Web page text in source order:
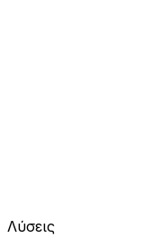
Λύσεις